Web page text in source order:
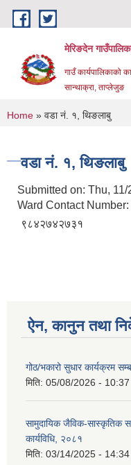
Skip to main content
मेरिङदेन
गाउँ कार्यपालिकाको
सान्थाक्रा, ताप्लेजुङ
You are here
Home » वडा नं. १, थिङलाबु
वडा नं. १, थिङलाबु
Submitted on: Thu, 11/
Ward Contact Number:
९८४२७४२७३१
ऐन, कानुन तथा
गोठ/भकारो सुधार कार्यक्रम
मिति: 05/08/2026 - 10:37
सामुदायिक जैविक-सास्कृतिक
कार्यविधि, २०८१
मिति: 03/14/2025 - 14:34